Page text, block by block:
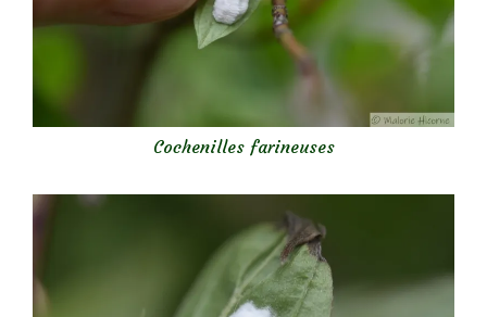
Cochenilles farineuses